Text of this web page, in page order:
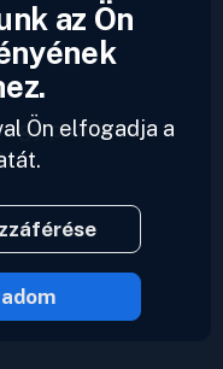
profilt és
az Ön
Ön elfogadja a